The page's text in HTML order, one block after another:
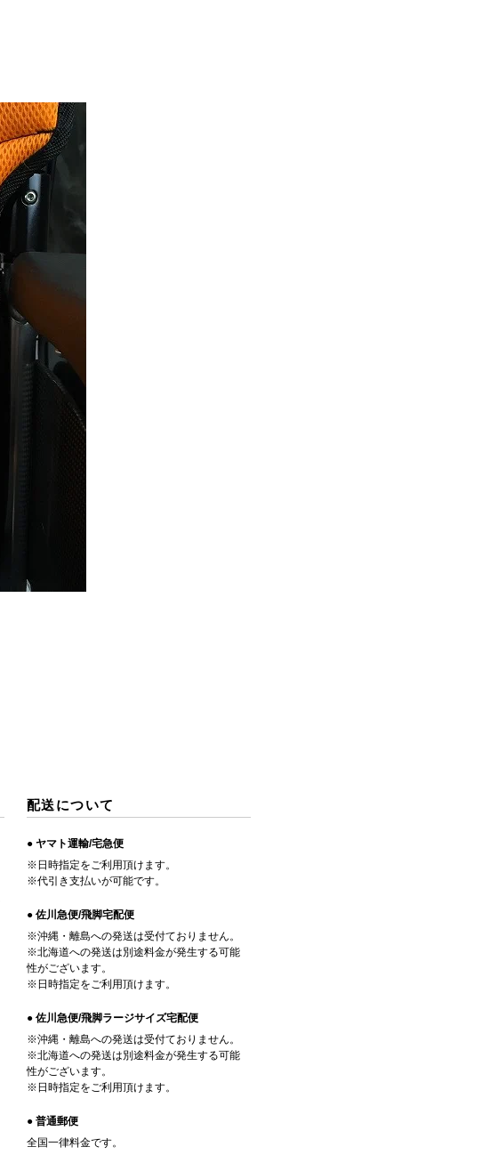
配送について
● ヤマト運輸/宅急便
※日時指定をご利用頂けます。
※代引き支払いが可能です。
● 佐川急便/飛脚宅配便
※沖縄・離島への発送は受付ておりません。
※北海道への発送は別途料金が発生する可能
性がございます。
※日時指定をご利用頂けます。
● 佐川急便/飛脚ラージサイズ宅配便
※沖縄・離島への発送は受付ておりません。
※北海道への発送は別途料金が発生する可能
性がございます。
※日時指定をご利用頂けます。
● 普通郵便
全国一律料金です。